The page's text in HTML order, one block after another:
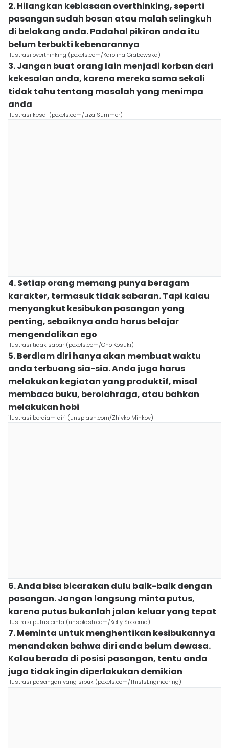
2. Hilangkan kebiasaan overthinking, seperti
pasangan sudah bosan atau malah selingkuh
di belakang anda. Padahal pikiran anda itu
belum terbukti kebenarannya
ilustrasi overthinking (pexels.com/Karolina Grabowska)
3. Jangan buat orang lain menjadi korban dari
kekesalan anda, karena mereka sama sekali
tidak tahu tentang masalah yang menimpa
anda
ilustrasi kesal (pexels.com/Liza Summer)
4. Setiap orang memang punya beragam
karakter, termasuk tidak sabaran. Tapi kalau
menyangkut kesibukan pasangan yang
penting, sebaiknya anda harus belajar
mengendalikan ego
ilustrasi tidak sabar (pexels.com/Ono Kosuki)
5. Berdiam diri hanya akan membuat waktu
anda terbuang sia-sia. Anda juga harus
melakukan kegiatan yang produktif, misal
membaca buku, berolahraga, atau bahkan
melakukan hobi
ilustrasi berdiam diri (unsplash.com/Zhivko Minkov)
6. Anda bisa bicarakan dulu baik-baik dengan
pasangan. Jangan langsung minta putus,
karena putus bukanlah jalan keluar yang tepat
ilustrasi putus cinta (unsplash.com/Kelly Sikkema)
7. Meminta untuk menghentikan kesibukannya
menandakan bahwa diri anda belum dewasa.
Kalau berada di posisi pasangan, tentu anda
juga tidak ingin diperlakukan demikian
ilustrasi pasangan yang sibuk (pexels.com/ThisIsEngineering)